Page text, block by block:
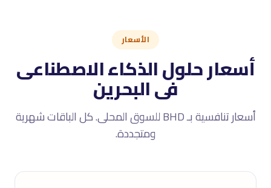
الأسعار
أسعار حلول الذكاء الاصطناعى
فى البحرين
أسعار تنافسية بـ BHD للسوق المحلى. كل الباقات شهرية
ومتجددة.